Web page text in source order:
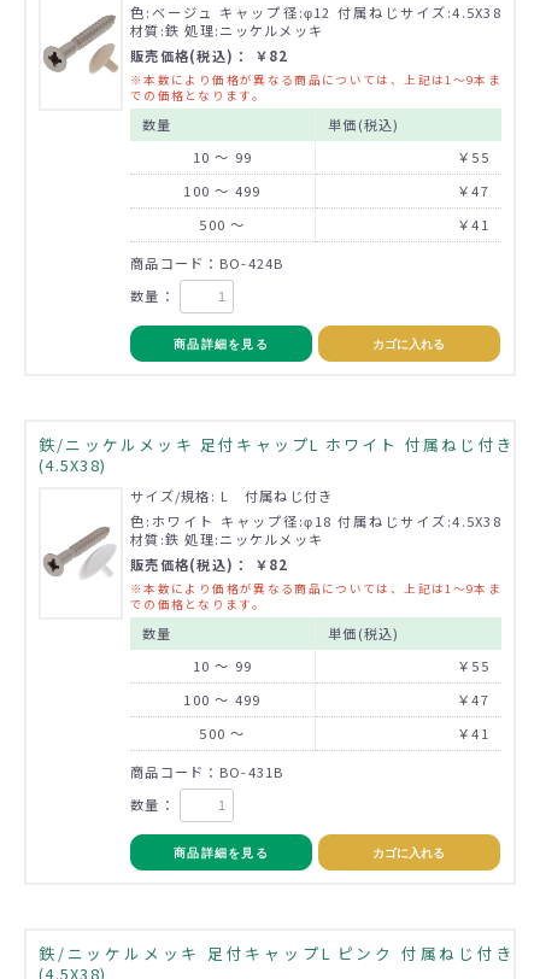
色:ベージュ キャップ径:φ12 付属ねじサイズ:4.5X38
材質:鉄 処理:ニッケルメッキ
販売価格(税込)： ￥82
※本数により価格が異なる商品については、上記は1～9本ま
での価格となります。
数量
単価(税込)
10 ～ 99
￥55
100 ～ 499
￥47
500 ～
￥41
商品コード：BO-424B
数量：
商品詳細を見る カゴに入れる
鉄/ニッケルメッキ 足付キャップL ホワイト 付属ねじ付き
(4.5X38)
サイズ/規格: L 付属ねじ付き
色:ホワイト キャップ径:φ18 付属ねじサイズ:4.5X38
材質:鉄 処理:ニッケルメッキ
販売価格(税込)： ￥82
※本数により価格が異なる商品については、上記は1～9本ま
での価格となります。
数量
単価(税込)
10 ～ 99
￥55
100 ～ 499
￥47
500 ～
￥41
商品コード：BO-431B
数量：
商品詳細を見る カゴに入れる
鉄/ニッケルメッキ 足付キャップL ピンク 付属ねじ付き
(4.5X38)